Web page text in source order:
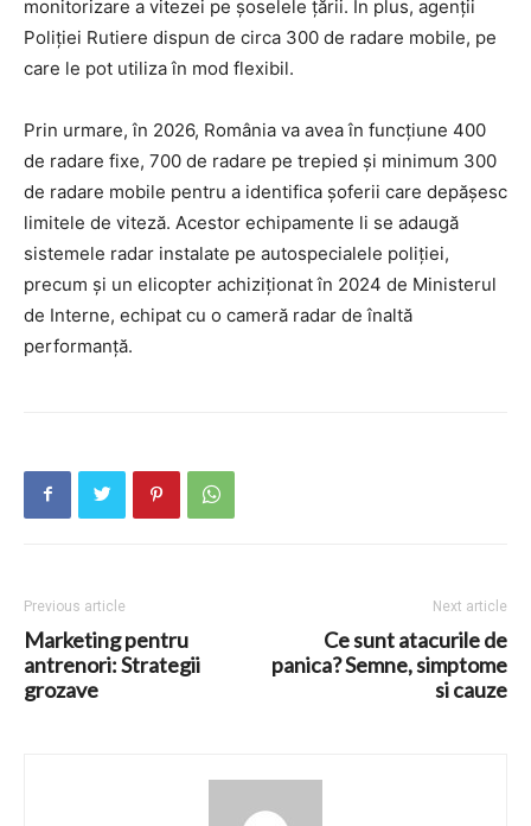
monitorizare a vitezei pe șoselele țării. În plus, agenții
Poliției Rutiere dispun de circa 300 de radare mobile, pe
care le pot utiliza în mod flexibil.
Prin urmare, în 2026, România va avea în funcțiune 400
de radare fixe, 700 de radare pe trepied și minimum 300
de radare mobile pentru a identifica șoferii care depășesc
limitele de viteză. Acestor echipamente li se adaugă
sistemele radar instalate pe autospecialele poliției,
precum și un elicopter achiziționat în 2024 de Ministerul
de Interne, echipat cu o cameră radar de înaltă
performanță.
Previous article
Marketing pentru
antrenori: Strategii
grozave
Next article
Ce sunt atacurile de
panica? Semne, simptome
si cauze